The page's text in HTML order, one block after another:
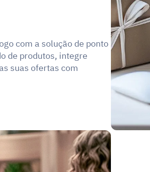
com a solução de ponto
de produtos, integre
suas ofertas com